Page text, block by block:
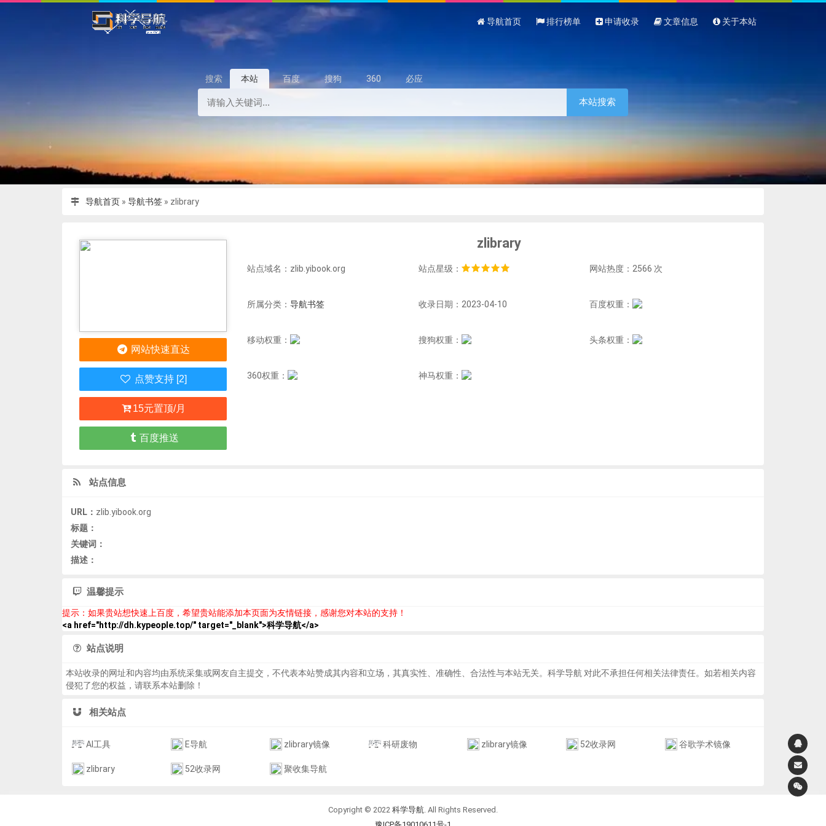
导航首页 排行榜单 申请收录 文章信息 关于本站
搜索 本站 百度 搜狗 360 必应
本站搜索
导航首页» 导航书签» zlibrary
zlibrary
站点域名：zlib.yibook.org 站点星级： 网站热度：2566 次
所属分类： 导航书签 收录日期：2023-04-10 百度权重：
移动权重： 搜狗权重： 头条权重：
360权重： 神马权重：
网站快速直达
点赞支持 [2]
15元置顶/月
百度推送
站点信息
URL： zlib.yibook.org
标题：
关键词：
描述：
温馨提示
提示：如果贵站想快速上百度，希望贵站能添加本页面为友情链接，感谢您对本站的支持！
<a href="http://dh.kypeople.top/" target="_blank">科学导航</a>
站点说明
本站收录的网址和内容均由系统采集或网友自主提交，不代表本站赞成其内容和立场，其真实性、准确性、合法性与本站无关。科学导航 对此不承担任何相关法律责任。如若相关内容
侵犯了您的权益，请联系本站删除！
相关站点
AI工具 E导航 zlibrary镜像 科研废物 zlibrary镜像 52收录网 谷歌学术镜像
zlibrary 52收录网 聚收集导航
Copyright © 2022 科学导航. All Rights Reserved.